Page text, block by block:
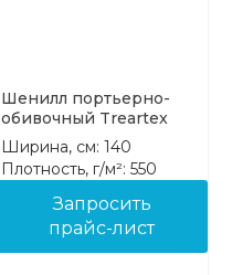
Шенилл портьерно-
обивочный Treartex
8212-33
Ширина, см: 140
Плотность, г/м²: 550
Запросить
прайс-лист